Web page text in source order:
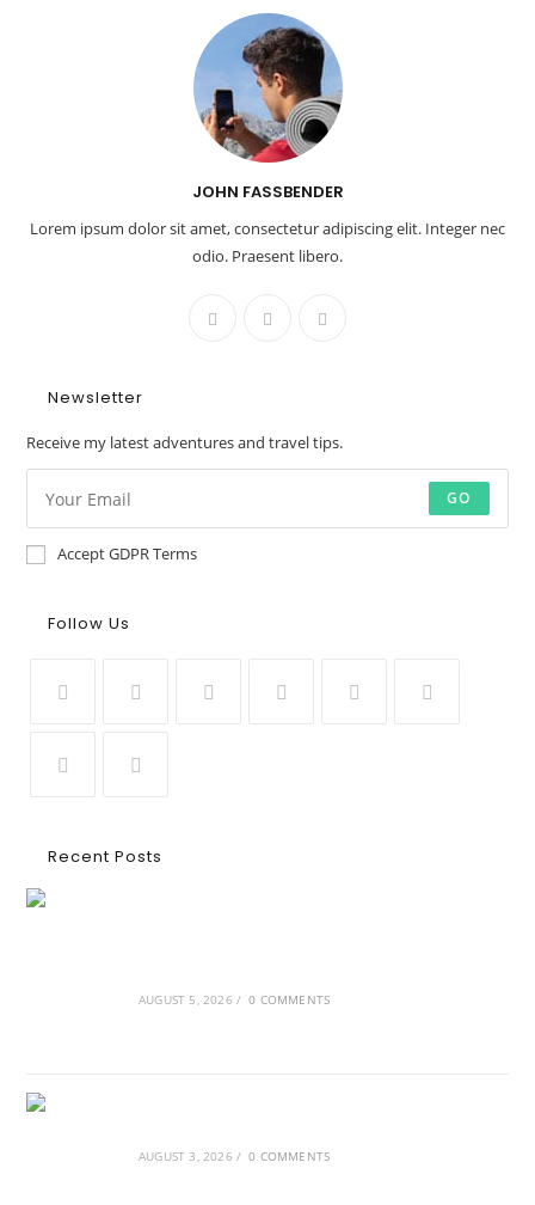
JOHN FASSBENDER
Lorem ipsum dolor sit amet, consectetur adipiscing elit. Integer nec
odio. Praesent libero.
Newsletter
Receive my latest adventures and travel tips.
GO
Accept GDPR Terms
Follow Us
Recent Posts
AUGUST 5, 2026 / 0 COMMENTS
AUGUST 3, 2026 / 0 COMMENTS